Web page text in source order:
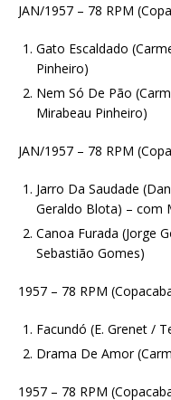
JAN/1957 – 78 RPM
Gato Escaldado
Pinheiro)
Nem Só De Pão
Mirabeau Pinheiro)
JAN/1957 – 78 RPM
Jarro Da Saudade
Geraldo Blota) – com
Canoa Furada (Jorge
Sebastião Gomes)
1957 – 78 RPM
Facundó (E. Grenet /
Drama De Amor
1957 – 78 RPM